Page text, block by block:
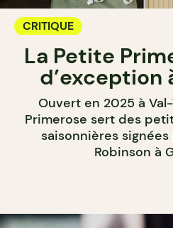
CRITIQUE
La Petite
d’exception
Ouvert en 2025 à
Primerose sert des
saisonnières
Robinson à